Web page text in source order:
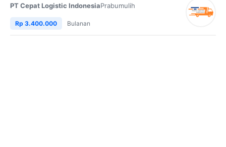
PT Cepat Logistic IndonesiaPrabumulih
Rp 3.400.000 Bulanan